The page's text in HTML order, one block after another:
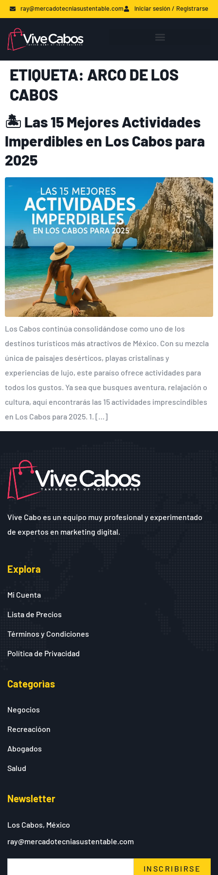
ray@mercadotecniasustentable.com Iniciar sesión / Registrarse
ETIQUETA: ARCO DE LOS
CABOS
🏝️ Las 15 Mejores Actividades
Imperdibles en Los Cabos para
2025
Los Cabos continúa consolidándose como uno de los
destinos turísticos más atractivos de México. Con su mezcla
única de paisajes desérticos, playas cristalinas y
experiencias de lujo, este paraíso ofrece actividades para
todos los gustos. Ya sea que busques aventura, relajación o
cultura, aquí encontrarás las 15 actividades imprescindibles
en Los Cabos para 2025. 1. […]
Vive Cabo es un equipo muy profesional y experimentado
de expertos en marketing digital.
Explora
Mi Cuenta
Lista de Precios
Términos y Condiciones
Política de Privacidad
Categorìas
Negocios
Recreacióon
Abogados
Salud
Newsletter
Los Cabos, México
ray@mercadotecniasustentable.com
INSCRIBIRSE